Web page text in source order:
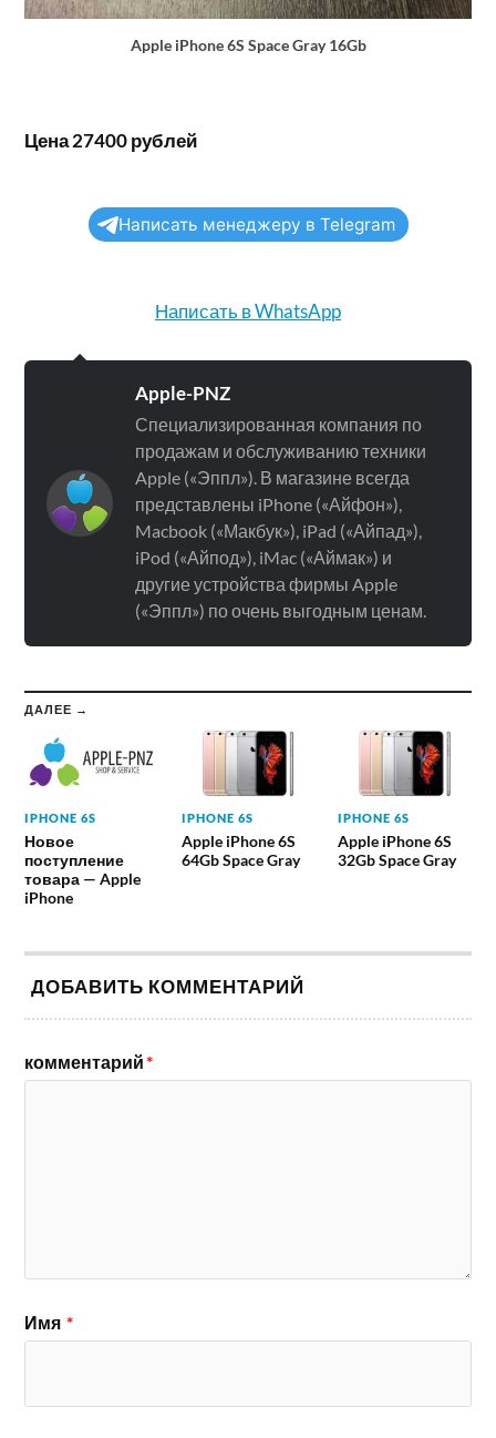
Apple iPhone 6S Space Gray 16Gb
Цена 27400 рублей
Написать менеджеру в Telegram
Написать в WhatsApp
Apple-PNZ
Специализированная компания по
продажам и обслуживанию техники
Apple («Эппл»). В магазине всегда
представлены iPhone («Айфон»),
Macbook («Макбук»), iPad («Айпад»),
iPod («Айпод»), iMac («Аймак») и
другие устройства фирмы Apple
(«Эппл») по очень выгодным ценам.
ДАЛЕЕ →
IPHONE 6S
Новое
поступление
товара — Apple
iPhone
IPHONE 6S
Apple iPhone 6S
64Gb Space Gray
IPHONE 6S
Apple iPhone 6S
32Gb Space Gray
ДОБАВИТЬ КОММЕНТАРИЙ
комментарий*
Имя *